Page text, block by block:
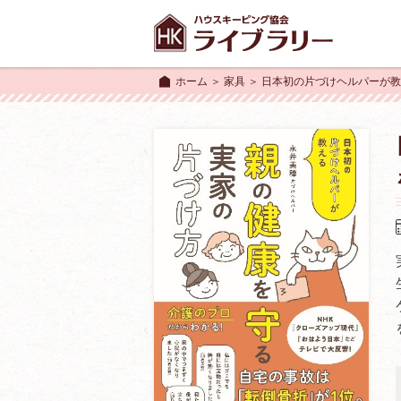
ホーム ＞ 家具 ＞ 日本初の片づけヘルパーが